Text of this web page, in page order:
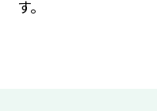
す。